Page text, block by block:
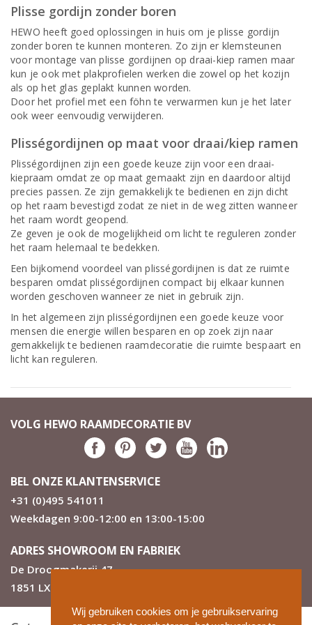
Wij gebruiken cookies om je gebruikservaring
Plisse gordijn zonder boren
HEWO heeft goed oplossingen in huis om je plisse gordijn
zonder boren te kunnen monteren. Zo zijn er klemsteunen
voor montage van plisse gordijnen op draai-kiep ramen maar
kun je ook met plakprofielen werken die zowel op het kozijn
als op het glas geplakt kunnen worden.
Door het profiel met een föhn te verwarmen kun je het later
ook weer eenvoudig verwijderen.
Plisségordijnen op maat voor draai/kiep ramen
Plisségordijnen zijn een goede keuze zijn voor een draai-
kiepraam omdat ze op maat gemaakt zijn en daardoor altijd
precies passen. Ze zijn gemakkelijk te bedienen en zijn dicht
op het raam bevestigd zodat ze niet in de weg zitten wanneer
het raam wordt geopend.
Ze geven je ook de mogelijkheid om licht te reguleren zonder
het raam helemaal te bedekken.
Een bijkomend voordeel van plisségordijnen is dat ze ruimte
besparen omdat plisségordijnen compact bij elkaar kunnen
worden geschoven wanneer ze niet in gebruik zijn.
In het algemeen zijn plisségordijnen een goede keuze voor
mensen die energie willen besparen en op zoek zijn naar
gemakkelijk te bedienen raamdecoratie die ruimte bespaart en
licht kan reguleren.
VOLG HEWO RAAMDECORATIE BV
BEL ONZE KLANTENSERVICE
+31 (0)495 541011
Weekdagen 9:00-12:00 en 13:00-15:00
ADRES SHOWROOM EN FABRIEK
De Droogmakerij 47
1851 LX Heiloo